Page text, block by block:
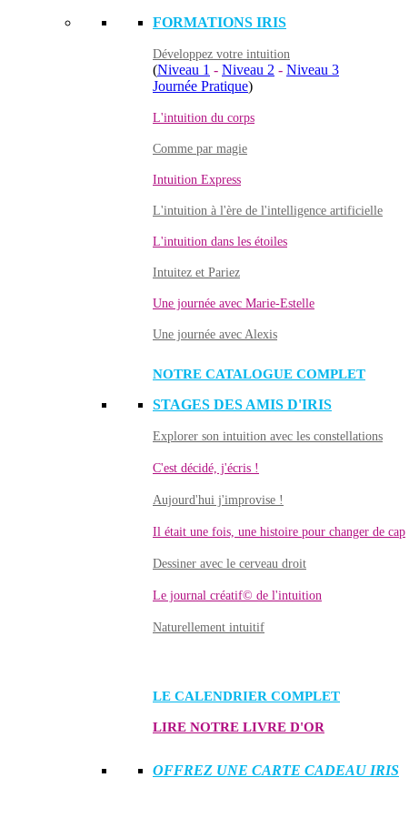
FORMATIONS IRIS
Développez votre intuition
(Niveau 1 - Niveau 2 - Niveau 3
Journée Pratique)
L'intuition du corps
Comme par magie
Intuition Express
L'intuition à l'ère de l'intelligence artificielle
L'intuition dans les étoiles
Intuitez et Pariez
Une journée avec Marie-Estelle
Une journée avec Alexis
NOTRE CATALOGUE COMPLET
STAGES DES AMIS D'IRIS
Explorer son intuition avec les constellations
C'est décidé, j'écris !
Aujourd'hui j'improvise !
Il était une fois, une histoire pour changer de cap
Dessiner avec le cerveau droit
Le journal créatif© de l'intuition
Naturellement intuitif
LE CALENDRIER COMPLET
LIRE NOTRE LIVRE D'OR
OFFREZ UNE CARTE CADEAU IRIS